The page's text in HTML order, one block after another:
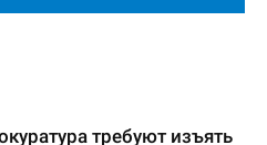
требуют изъять